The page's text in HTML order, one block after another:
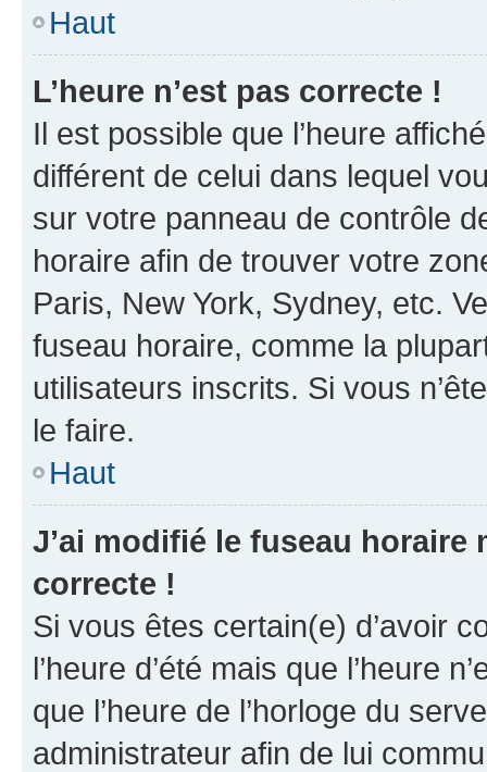
Haut
L’heure n’est pas correcte !
Il est possible que l’heure
différent de celui dans lequel
sur votre panneau de contrôle
horaire afin de trouver votre
Paris, New York, Sydney, etc.
fuseau horaire, comme la
utilisateurs inscrits. Si vous
le faire.
Haut
J’ai modifié le fuseau horaire
correcte !
Si vous êtes certain(e) d’avoir
l’heure d’été mais que l’heure
que l’heure de l’horloge du
administrateur afin de lui